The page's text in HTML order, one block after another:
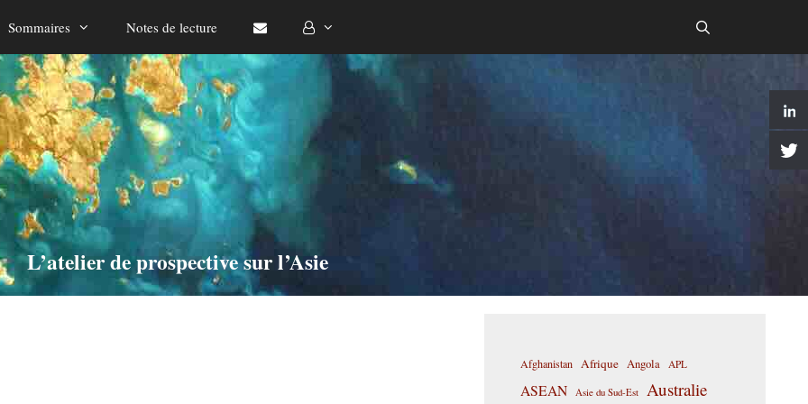
Sommaires Notes de lecture
L’atelier de prospective sur l’Asie
Afghanistan Afrique Angola APL
ASEAN Asie du Sud-Est Australie